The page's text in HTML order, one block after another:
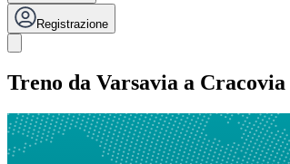
Registrazione
Treno da Varsavia a Cracovia